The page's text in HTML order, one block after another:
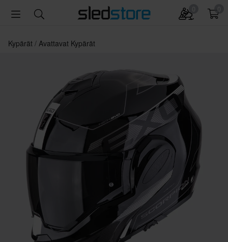
Kypärät Avattavat Kypärät